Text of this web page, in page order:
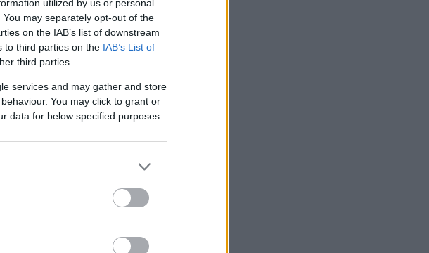
utilized by us or personal
may separately opt-out of the
on the IAB’s list of downstream
to third parties on the IAB’s List of
third parties.
services and may gather and store
You may click to grant or
data for below specified purposes
και
Η
στο